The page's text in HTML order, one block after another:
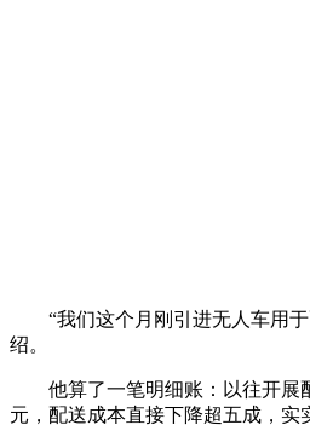
“我们这个月刚引进无人车用
绍。
他算了一笔明细账：以往开展
元，配送成本直接下降超五成，实